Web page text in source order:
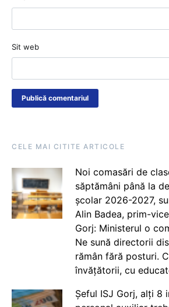
Sit web
CELE MAI CITITE ARTICOLE
Noi comasări de
săptămâni până la
școlar 2026-2027,
Alin Badea, prim-
Gorj: Ministerul o
Ne sună directorii
rămân fără posturi.
învățătorii, cu
Șeful ISJ Gorj, alți 8